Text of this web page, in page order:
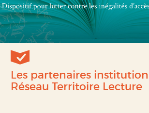
Les partenaires
Réseau Territoire Lecture